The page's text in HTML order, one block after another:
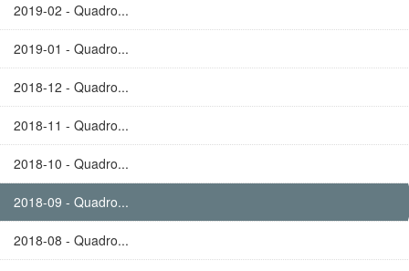
2019-02 - Quadro...
2019-01 - Quadro...
2018-12 - Quadro...
2018-11 - Quadro...
2018-10 - Quadro...
2018-09 - Quadro...
2018-08 - Quadro...